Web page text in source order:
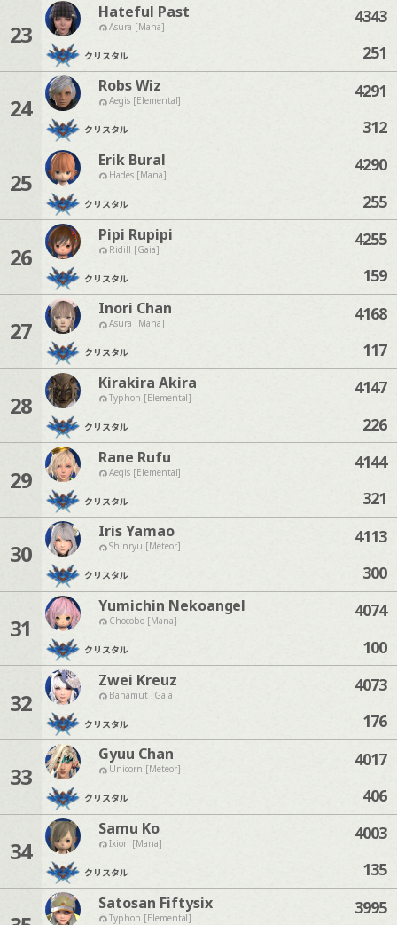
23
Hateful Past
Asura [Mana]
クリスタル
4343
251
24
Robs Wiz
Aegis [Elemental]
クリスタル
4291
312
25
Erik Bural
Hades [Mana]
クリスタル
4290
255
26
Pipi Rupipi
Ridill [Gaia]
クリスタル
4255
159
27
Inori Chan
Asura [Mana]
クリスタル
4168
117
28
Kirakira Akira
Typhon [Elemental]
クリスタル
4147
226
29
Rane Rufu
Aegis [Elemental]
クリスタル
4144
321
30
Iris Yamao
Shinryu [Meteor]
クリスタル
4113
300
31
Yumichin Nekoangel
Chocobo [Mana]
クリスタル
4074
100
32
Zwei Kreuz
Bahamut [Gaia]
クリスタル
4073
176
33
Gyuu Chan
Unicorn [Meteor]
クリスタル
4017
406
34
Samu Ko
Ixion [Mana]
クリスタル
4003
135
Satosan Fiftysix
Typhon [Elemental] 3995